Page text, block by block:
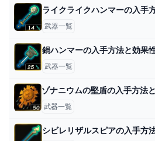
ライクライクハンマーの入手
武器一覧
鍋ハンマーの入手方法と効果
武器一覧
ゾナニウムの堅盾の入手方法
武器一覧
シビレリザルスピアの入手方